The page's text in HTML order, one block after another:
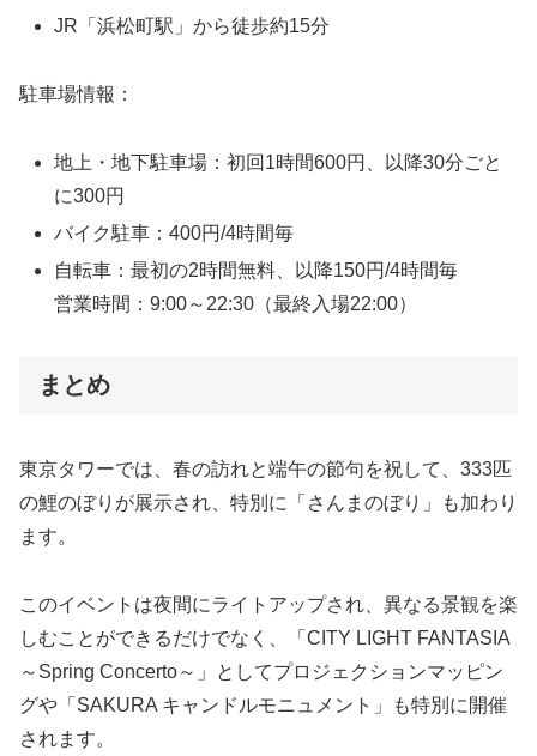
JR「浜松町駅」から徒歩約15分
駐車場情報：
地上・地下駐車場：初回1時間600円、以降30分ごと
に300円
バイク駐車：400円/4時間毎
自転車：最初の2時間無料、以降150円/4時間毎
営業時間：9:00～22:30（最終入場22:00）
まとめ
東京タワーでは、春の訪れと端午の節句を祝して、333匹
の鯉のぼりが展示され、特別に「さんまのぼり」も加わり
ます。
このイベントは夜間にライトアップされ、異なる景観を楽
しむことができるだけでなく、「CITY LIGHT FANTASIA
～Spring Concerto～」としてプロジェクションマッピン
グや「SAKURA キャンドルモニュメント」も特別に開催
されます。